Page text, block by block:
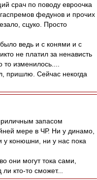
срач по поводу евроочка
федунов и прочих
сцуко. Просто
ведь и с конями и с
не платил за ненависть
изменилось....
пришлю. Сейчас некогда
запасом
мере в ЧР. Ни у динамо,
у конюшни, ни у нас пока
они могут тока сами,
кто-то сможет...